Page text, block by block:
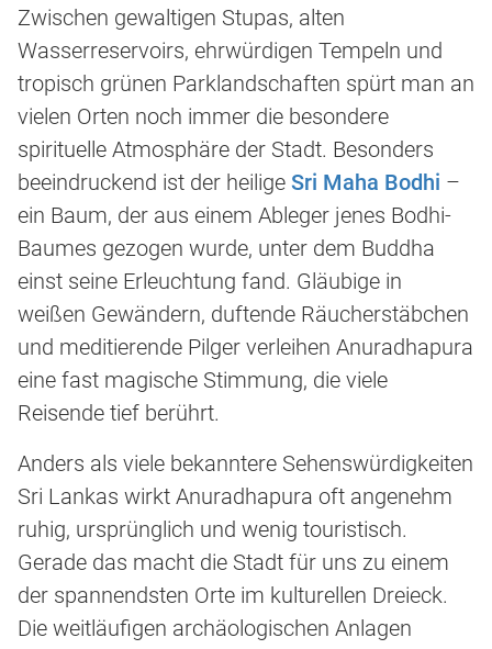
Zwischen gewaltigen Stupas, alten
Wasserreservoirs, ehrwürdigen Tempeln und
tropisch grünen Parklandschaften spürt man an
vielen Orten noch immer die besondere
spirituelle Atmosphäre der Stadt. Besonders
beeindruckend ist der heilige Sri Maha Bodhi –
ein Baum, der aus einem Ableger jenes Bodhi-
Baumes gezogen wurde, unter dem Buddha
einst seine Erleuchtung fand. Gläubige in
weißen Gewändern, duftende Räucherstäbchen
und meditierende Pilger verleihen Anuradhapura
eine fast magische Stimmung, die viele
Reisende tief berührt.
Anders als viele bekanntere Sehenswürdigkeiten
Sri Lankas wirkt Anuradhapura oft angenehm
ruhig, ursprünglich und wenig touristisch.
Gerade das macht die Stadt für uns zu einem
der spannendsten Orte im kulturellen Dreieck.
Die weitläufigen archäologischen Anlagen